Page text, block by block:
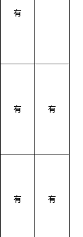
有
有 有
有 有